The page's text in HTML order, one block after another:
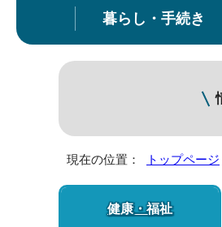
暮らし・手続き
現在の位置： トップページ
健康・福祉